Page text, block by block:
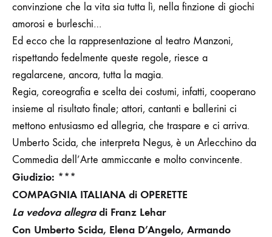
convinzione che la vita sia tutta lì, nella finzione di giochi
amorosi e burleschi…
Ed ecco che la rappresentazione al teatro Manzoni,
rispettando fedelmente queste regole, riesce a
regalarcene, ancora, tutta la magia.
Regia, coreografia e scelta dei costumi, infatti, cooperano
insieme al risultato finale; attori, cantanti e ballerini ci
mettono entusiasmo ed allegria, che traspare e ci arriva.
Umberto Scida, che interpreta Negus, è un Arlecchino da
Commedia dell’Arte ammiccante e molto convincente.
Giudizio: ***
COMPAGNIA ITALIANA di OPERETTE
La vedova allegradi Franz Lehar
Con Umberto Scida, Elena D’Angelo, Armando